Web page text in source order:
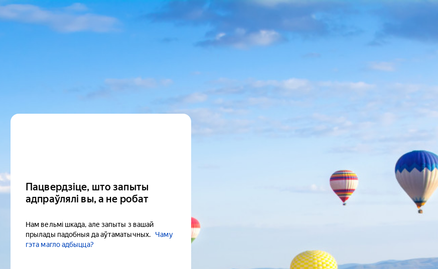
Пацвердзіце, што запыты
адпраўлялі вы, а не робат
Нам вельмі шкада, але запыты з вашай
прылады падобныя да аўтаматычных.
Чаму
гэта магло адбыцца?